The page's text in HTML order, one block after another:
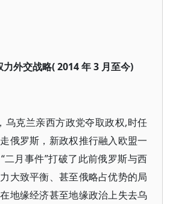
外交战略( 2014 年 3 月至今)
乌克兰亲西方政党夺取政权,时任
俄罗斯，新政权推行融入欧盟一
二月事件”打破了此前俄罗斯与西
大致平衡、甚至俄略占优势的局
地缘经济甚至地缘政治上失去乌